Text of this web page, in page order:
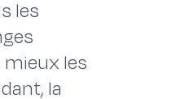
les
les
la